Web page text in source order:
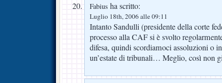
Fabius ha scritto:
Luglio 18th, 2006 alle 09:11
Intanto Sandulli (presidente della corte
processo alla CAF si è svolto
difesa, quindi scordiamoci assoluzioni o
un’estate di tribunali… Meglio, così non